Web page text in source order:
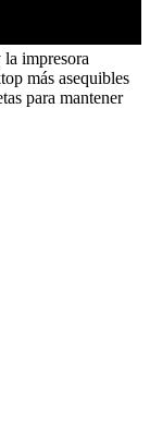
impresora
más asequibles
para mantener